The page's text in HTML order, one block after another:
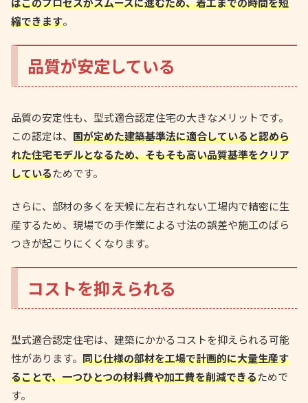
縮できます。
品質が安定している
品質の安定性も、型式適合認定住宅の大きなメリットです。
この認定は、 国が定めた建築基準法に適合していると認めら
れた住宅モデルとなるため、そもそも高い品質基準をクリア
しているためです。
さらに、部材の多くを天候に左右されない工場内で精密に生
産するため、現場での手作業による寸法の誤差や施工のばら
つきが起こりにくくなります。
コストを抑えられる
型式適合認定住宅は、建築にかかるコストを抑えられる可能
性があります。 同じ仕様の部材を工場で計画的に大量生産す
ることで、一つひとつの材料費や加工費を削減できるためで
す。